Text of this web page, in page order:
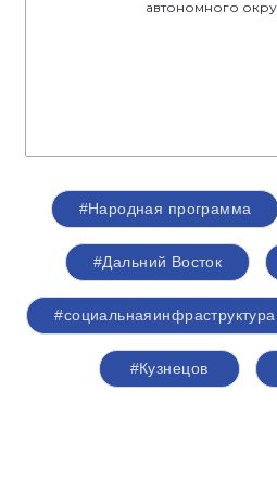
автономного
#Народная программа
#Дальний Восток
#социальнаяинфраструктура
#Кузнецов